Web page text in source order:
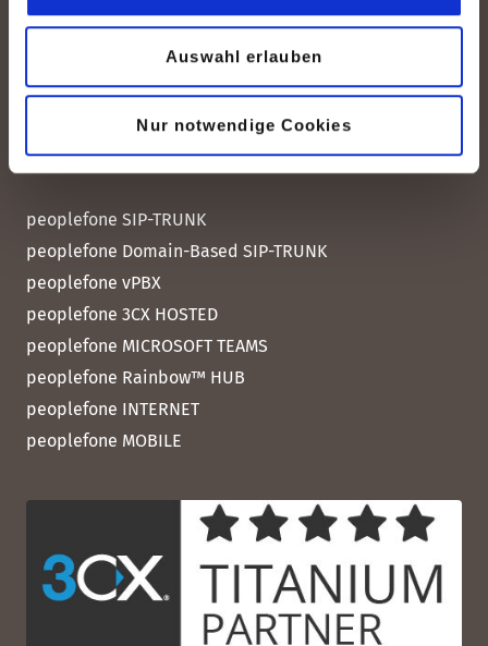
Auswahl erlauben
Nur notwendige Cookies
Seit 2015 für Unternehmen in Deutschland
Produkte für Geschäftskunden
peoplefone SIP-TRUNK
peoplefone Domain-Based SIP-TRUNK
peoplefone vPBX
peoplefone 3CX HOSTED
peoplefone MICROSOFT TEAMS
peoplefone Rainbow™ HUB
peoplefone INTERNET
peoplefone MOBILE